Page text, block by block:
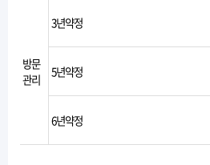
방문
관리
3년약정
5년약정
6년약정